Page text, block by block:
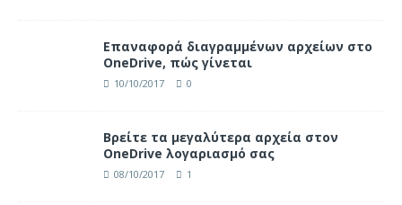
Επαναφορά διαγραμμένων αρχείων στο
OneDrive, πώς γίνεται
10/10/2017 0
Βρείτε τα μεγαλύτερα αρχεία στον
OneDrive λογαριασμό σας
08/10/2017 1